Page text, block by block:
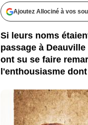
Ajoutez Allociné à vos
Si leurs noms
passage à
ont su se faire
l'enthousiasme